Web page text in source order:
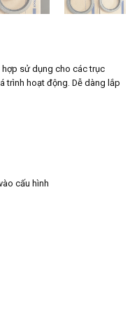
hợp sử dụng cho các trục
trình hoạt động. Dễ dàng lắp
cấu hình